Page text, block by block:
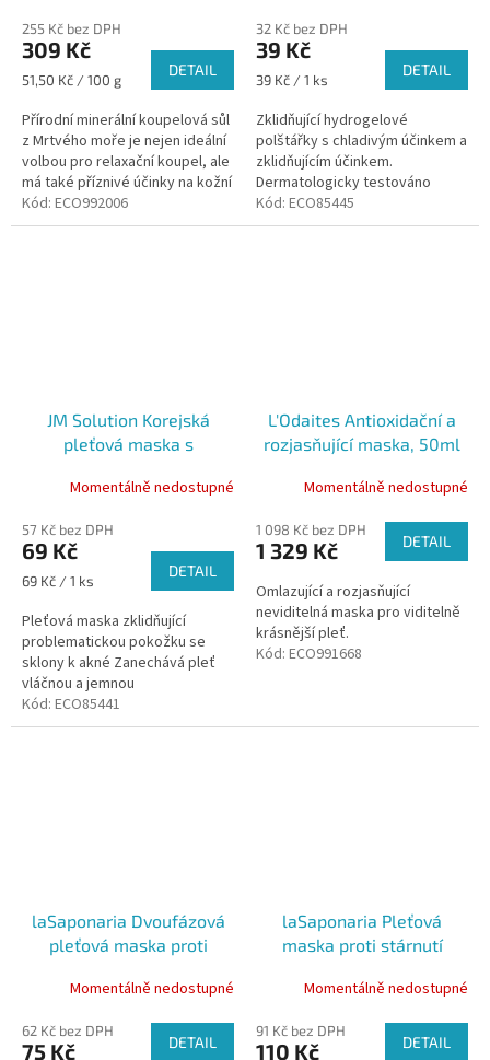
255 Kč bez DPH
309 Kč
Měrná
51,50 Kč / 100 g
DETAIL
Přírodní minerální koupelová sůl
z Mrtvého moře je nejen ideální
volbou pro relaxační koupel, ale
má také příznivé účinky na kožní
problémy.
Kód: ECO992006
32 Kč bez DPH
39 Kč
Měrná
39 Kč / 1 ks
DETAIL
Zklidňující hydrogelové
polštářky s chladivým účinkem a
zklidňujícím účinkem.
Dermatologicky testováno
Kód: ECO85445
JM Solution Korejská
pleťová maska s
Momentálně nedostupné
57 Kč bez DPH
69 Kč
Měrná
69 Kč / 1 ks
DETAIL
Pleťová maska zklidňující
problematickou pokožku se
sklony k akné Zanechává pleť
vláčnou a jemnou
Dermatologicky testováno
Kód: ECO85441
L'Odaites Antioxidační a
rozjasňující maska, 50ml
Momentálně nedostupné
1 098 Kč bez DPH
1 329 Kč DETAIL
Omlazující a rozjasňující
neviditelná maska pro viditelně
krásnější pleť.
Kód: ECO991668
laSaponaria Dvoufázová
pleťová maska proti
ml
Momentálně nedostupné
62 Kč bez DPH
75 Kč DETAIL
laSaponaria Pleťová
maska proti stárnutí
Momentálně nedostupné
91 Kč bez DPH
110 Kč DETAIL